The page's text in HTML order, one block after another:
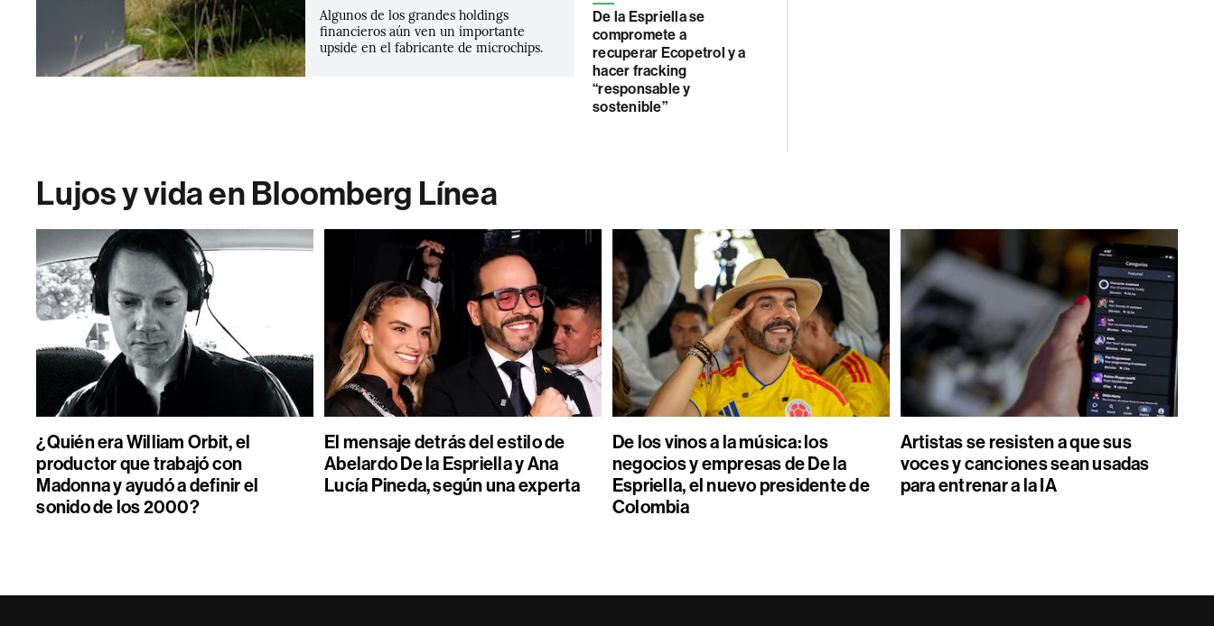
Algunos de los grandes holdings
financieros aún ven un importante
upside en el fabricante de microchips.
De la Espriella se
compromete a
recuperar Ecopetrol y a
hacer fracking
“responsable y
sostenible”
Lujos y vida en Bloomberg Línea
¿Quién era William Orbit, el
productor que trabajó con
Madonna y ayudó a definir el
sonido de los 2000?
El mensaje detrás del estilo de
Abelardo De la Espriella y Ana
Lucía Pineda, según una experta
De los vinos a la música: los
negocios y empresas de De la
Espriella, el nuevo presidente de
Colombia
Artistas se resisten a que sus
voces y canciones sean usadas
para entrenar a la IA